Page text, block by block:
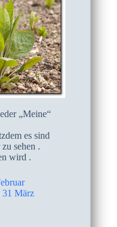
„Meine“
es sind
sehen .
wird .
31 März